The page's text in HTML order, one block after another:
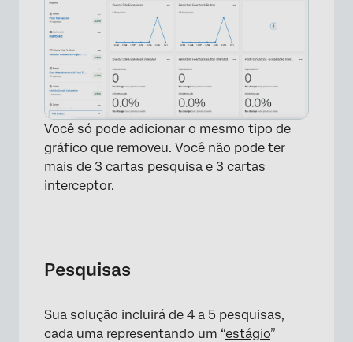
Você só pode adicionar o mesmo tipo de
gráfico que removeu. Você não pode ter
mais de 3 cartas pesquisa e 3 cartas
interceptor.
Pesquisas
Sua solução incluirá de 4 a 5 pesquisas,
cada uma representando um “estágio”